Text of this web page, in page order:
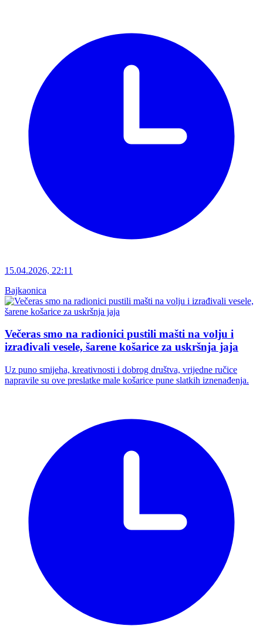
15.04.2026, 22:11
Bajkaonica
Večeras smo na radionici pustili mašti na volju i
izrađivali vesele, šarene košarice za uskršnja jaja
Uz puno smijeha, kreativnosti i dobrog društva, vrijedne ručice
napravile su ove preslatke male košarice pune slatkih iznenađenja.